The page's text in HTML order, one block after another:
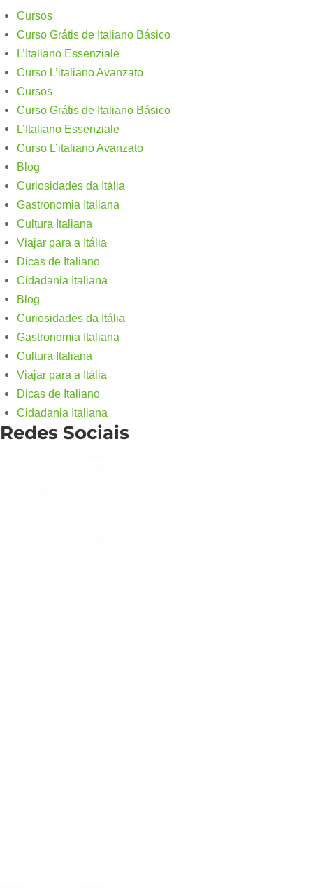
Cursos
Curso Grátis de Italiano Básico​
L’Italiano Essenziale
Curso L’italiano Avanzato
Cursos
Curso Grátis de Italiano Básico​
L’Italiano Essenziale
Curso L’italiano Avanzato
Blog
Curiosidades da Itália
Gastronomia Italiana
Cultura Italiana
Viajar para a Itália
Dicas de Italiano
Cidadania Italiana
Blog
Curiosidades da Itália
Gastronomia Italiana
Cultura Italiana
Viajar para a Itália
Dicas de Italiano
Cidadania Italiana
Redes Sociais